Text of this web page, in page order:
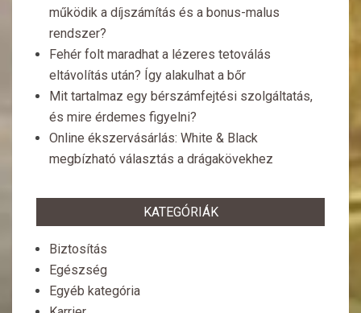
működik a díjszámítás és a bonus-malus
rendszer?
Fehér folt maradhat a lézeres tetoválás
eltávolítás után? Így alakulhat a bőr
Mit tartalmaz egy bérszámfejtési szolgáltatás,
és mire érdemes figyelni?
Online ékszervásárlás: White & Black
megbízható választás a drágakövekhez
KATEGÓRIÁK
Biztosítás
Egészség
Egyéb kategória